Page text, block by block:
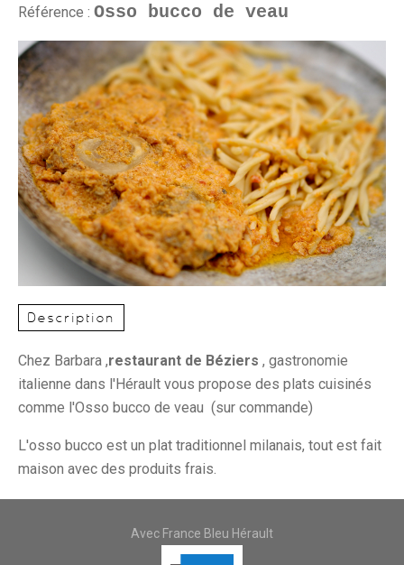
Référence : Osso bucco de veau
Description
Chez Barbara ,restaurant de Béziers , gastronomie
italienne dans l'Hérault vous propose des plats cuisinés
comme l'Osso bucco de veau (sur commande)
L'osso bucco est un plat traditionnel milanais, tout est fait
maison avec des produits frais.
Avec France Bleu Hérault